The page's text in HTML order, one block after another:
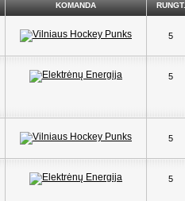
KOMANDA RUNGT.
5
5
5
5